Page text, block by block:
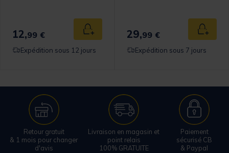
panier
12,99 € Ajouter au panier
Expédition sous 12 jours
29,99 €
Expédition sous 7 jours
Retour gratuit
& 1 mois pour changer
d'avis
Livraison en magasin et
point relais
100% GRATUITE
Paiement
sécurisé CB
& Paypal